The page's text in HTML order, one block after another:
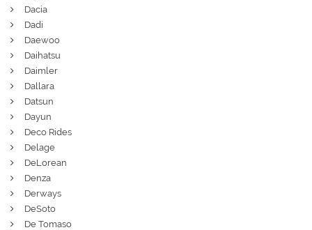
Dacia
Dadi
Daewoo
Daihatsu
Daimler
Dallara
Datsun
Dayun
Deco Rides
Delage
DeLorean
Denza
Derways
DeSoto
De Tomaso